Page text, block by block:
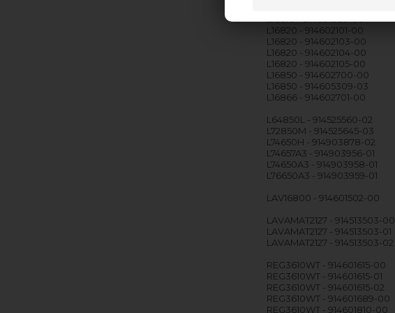
L16820 - 914602101-00
L16820 - 914602103-00
L16820 - 914602104-00
L16820 - 914602105-00
L16850 - 914602700-00
L16850 - 914605309-03
L16866 - 914602701-00
L64850L - 914525560-02
L72850M - 914525645-03
L74650H - 914903878-02
L74657A3 - 914903956-01
L74650A3 - 914903958-01
L76650A3 - 914903959-01
LAV16800 - 914601502-00
LAVAMAT2127 - 914513503-00
LAVAMAT2127 - 914513503-01
LAVAMAT2127 - 914513503-02
REG3610WT - 914601615-00
REG3610WT - 914601615-01
REG3610WT - 914601615-02
REG3610WT - 914601689-00
REG3610WT - 914601810-00